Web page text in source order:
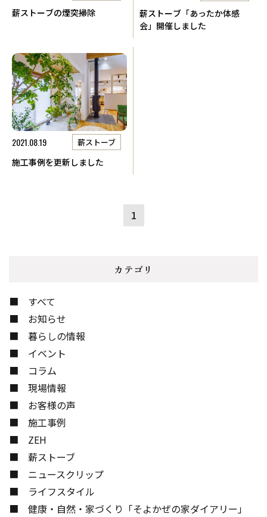
薪ストーブの煙突掃除
薪ストーブ「あったか体感
会」開催しました
2021.08.19 薪ストーブ
施工事例を更新しました
1
カテゴリ
すべて
お知らせ
暮らしの情報
イベント
コラム
現場情報
お客様の声
施工事例
ZEH
薪ストーブ
ニュースクリップ
ライフスタイル
健康・自然・家づくり「そよかぜの家ダイアリー」